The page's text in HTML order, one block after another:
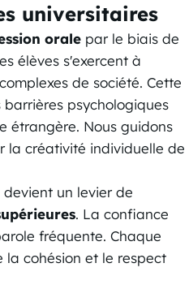
universitaires
orale par le biais de
élèves s'exercent à
de société. Cette
psychologiques
étrangère. Nous guidons
la créativité individuelle de
un levier de
. La confiance
fréquente. Chaque
la cohésion et le respect